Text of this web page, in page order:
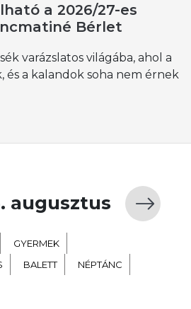
a 2026/27-es
Bérlet
varázslatos világába, ahol a
és a kalandok soha nem érnek
augusztus
GYERMEK
BALETT
NÉPTÁNC